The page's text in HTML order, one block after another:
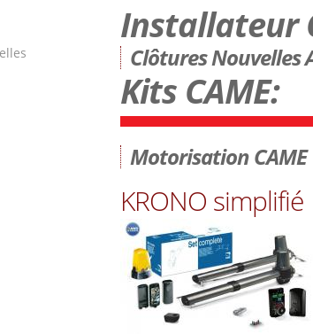
Installateur
Clôtures Nouvelles
Kits CAME:
Motorisation CAME
KRONO simplifié